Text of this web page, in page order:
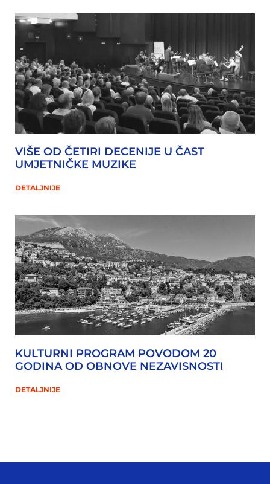
VIŠE OD ČETIRI DECENIJE U ČAST
UMJETNIČKE MUZIKE
DETALJNIJE
KULTURNI PROGRAM POVODOM 20
GODINA OD OBNOVE NEZAVISNOSTI
DETALJNIJE